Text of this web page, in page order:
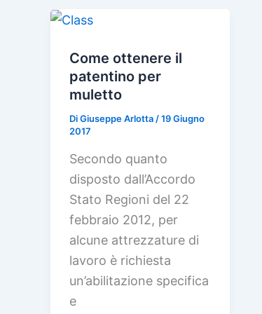
Come ottenere il
patentino per
muletto
DiGiuseppe Arlotta /19 Giugno
2017
Secondo quanto
disposto dall’Accordo
Stato Regioni del 22
febbraio 2012, per
alcune attrezzature di
lavoro è richiesta
un’abilitazione specifica
e